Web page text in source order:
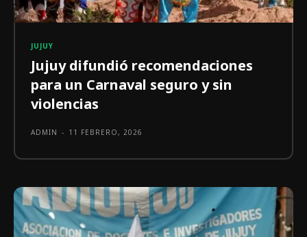
JUJUY
Jujuy difundió recomendaciones
para un Carnaval seguro y sin
violencias
ADMIN - 11 FEBRERO, 2026